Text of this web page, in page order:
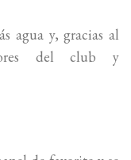
agua y, gracias al
del club y